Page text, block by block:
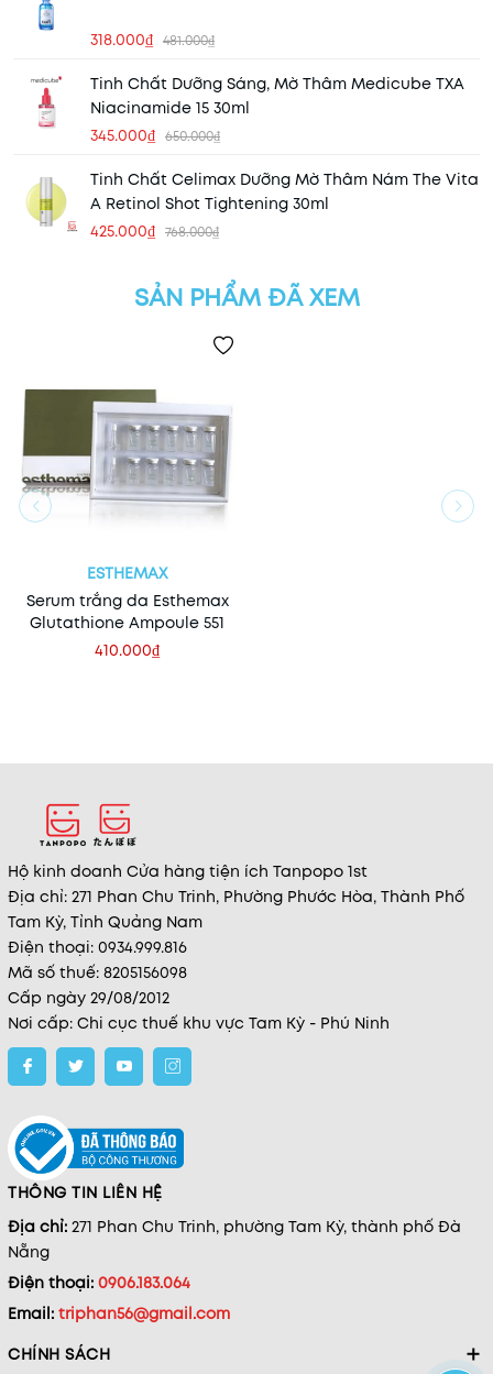
318.000₫ 481.000₫
Tinh Chất Dưỡng Sáng, Mờ Thâm Medicube TXA
Niacinamide 15 30ml
345.000₫ 650.000₫
Tinh Chất Celimax Dưỡng Mờ Thâm Nám The Vita
A Retinol Shot Tightening 30ml
425.000₫ 768.000₫
SẢN PHẨM ĐÃ XEM
ESTHEMAX
Serum trắng da Esthemax
Glutathione Ampoule 551
410.000₫
Hộ kinh doanh Cửa hàng tiện ích Tanpopo 1st
Địa chỉ: 271 Phan Chu Trinh, Phường Phước Hòa, Thành Phố
Tam Kỳ, Tỉnh Quảng Nam
Điện thoại: 0934.999.816
Mã số thuế: 8205156098
Cấp ngày 29/08/2012
Nơi cấp: Chi cục thuế khu vực Tam Kỳ - Phú Ninh
THÔNG TIN LIÊN HỆ
Địa chỉ: 271 Phan Chu Trinh, phường Tam Kỳ, thành phố Đà
Nẵng
Điện thoại: 0906.183.064
Email: triphan56@gmail.com
CHÍNH SÁCH